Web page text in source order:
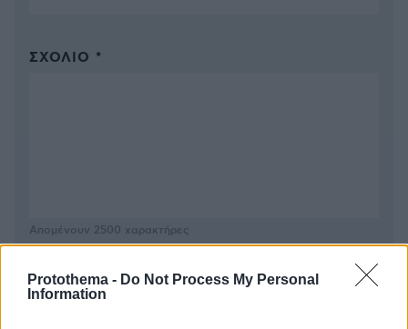
Protothema - Do Not Process My Personal
Information
ΣΧΌΛΙΟ *
Απομένουν 2500 χαρακτήρες